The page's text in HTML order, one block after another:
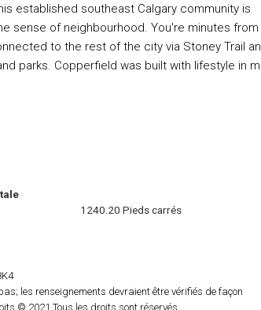
established southeast Calgary community is
sense of neighbourhood. You're minutes from
to the rest of the city via Stoney Trail
parks. Copperfield was built with lifestyle in
1240.20 Pieds carrés
les renseignements devraient être vérifiés de façon
© 2021 Tous les droits sont réservés.